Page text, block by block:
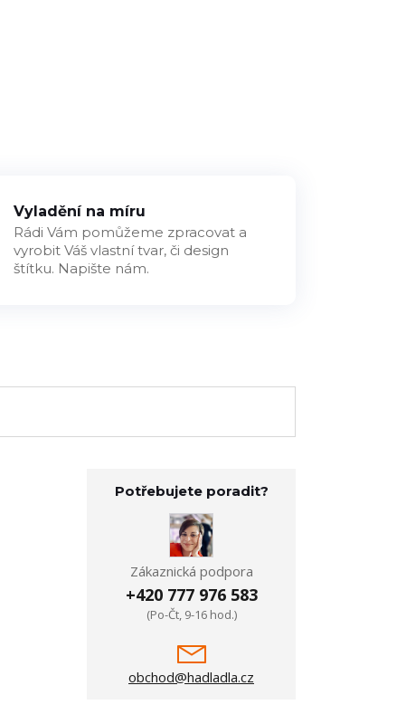
Vyladění na míru
Rádi Vám pomůžeme zpracovat a
vyrobit Váš vlastní tvar, či design
štítku. Napište nám.
Potřebujete poradit?
Zákaznická podpora
+420 777 976 583
(Po-Čt, 9-16 hod.)
obchod@hadladla.cz